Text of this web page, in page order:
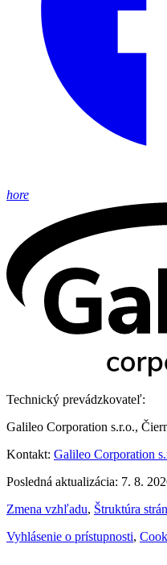
hore
Technický prevádzkovateľ:
Galileo Corporation s.r.o.,
Kontakt: Galileo Corporation
Posledná aktualizácia: 7. 8.
Zmena vzhľadu, Štruktúra
Vyhlásenie o prístupnosti,